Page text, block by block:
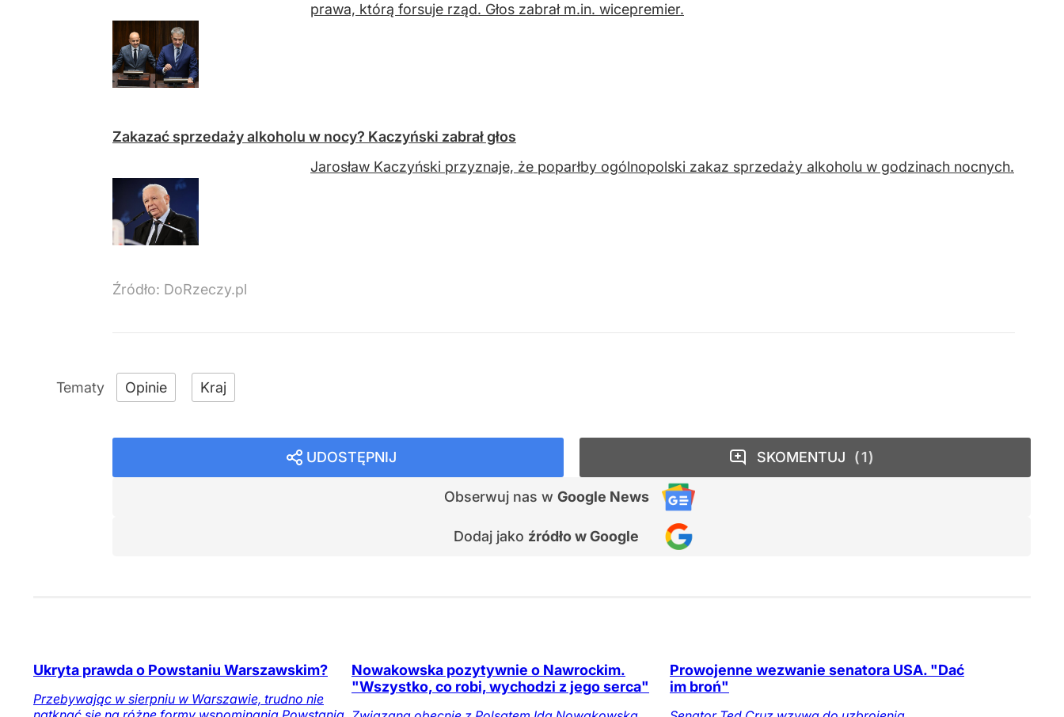
prawa, którą forsuje rząd. Głos zabrał m.in. wicepremier.
Zakazać sprzedaży alkoholu w nocy? Kaczyński zabrał głos
Jarosław Kaczyński przyznaje, że poparłby ogólnopolski zakaz sprzedaży alkoholu w godzinach nocnych.
Źródło: DoRzeczy.pl
Opinie Kraj
UDOSTĘPNIJ
Obserwuj nas w Google News
Dodaj jako źródło w Google
SKOMENTUJ 1
Ukryta prawda o Powstaniu Warszawskim?
Przebywając w sierpniu w Warszawie, trudno nie
Nowakowska pozytywnie o Nawrockim.
"Wszystko, co robi, wychodzi z jego serca"
Prowojenne wezwanie senatora USA. "Dać
im broń"